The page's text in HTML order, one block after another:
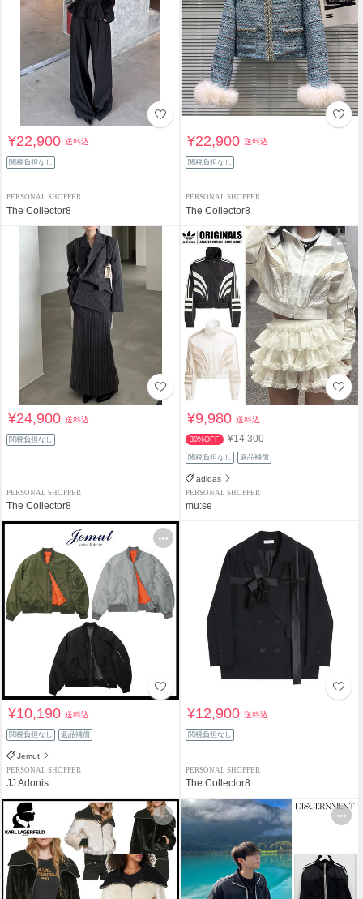
¥22,900送料込
関税負担なし
PERSONAL SHOPPER
The Collector8
¥22,900送料込
関税負担なし
PERSONAL SHOPPER
The Collector8
¥24,900送料込
関税負担なし
PERSONAL SHOPPER
The Collector8
¥9,980送料込
30%OFF ¥14,300
関税負担なし 返品補償
adidas
PERSONAL SHOPPER
mu:se
¥10,190送料込
関税負担なし 返品補償
Jemut
PERSONAL SHOPPER
JJ Adonis
¥12,900送料込
関税負担なし
PERSONAL SHOPPER
The Collector8